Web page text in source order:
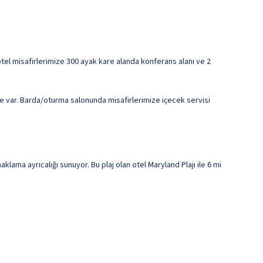
misafirlerimize 300 ayak kare alanda konferans alanı ve 2
Barda/oturma salonunda misafirlerimize içecek servisi
ayrıcalığı sunuyor. Bu plaj olan otel Maryland Plajı ile 6 mi